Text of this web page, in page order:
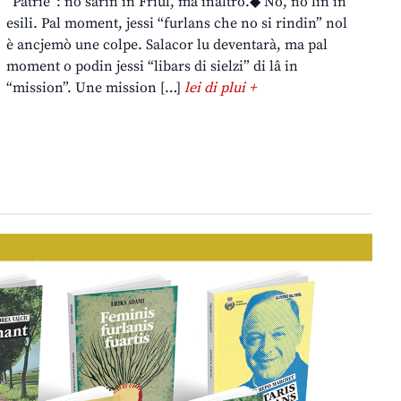
esili. Pal moment, jessi “furlans che no si rindin” nol
è ancjemò une colpe. Salacor lu deventarà, ma pal
moment o podin jessi “libars di sielzi” di lâ in
“mission”. Une mission […]lei di plui +